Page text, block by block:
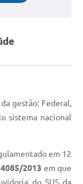
gestão: Federal,
sistema nacional
em 12
2013 em que